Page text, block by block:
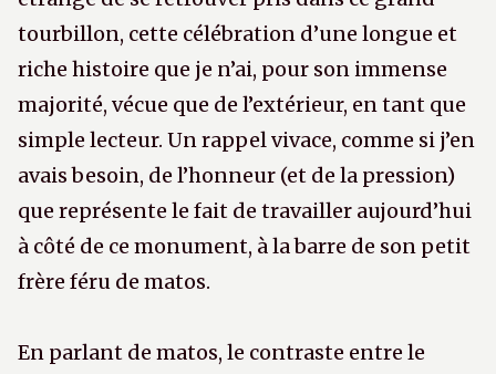
tourbillon, cette célébration d’une longue et
riche histoire que je n’ai, pour son immense
majorité, vécue que de l’extérieur, en tant que
simple lecteur. Un rappel vivace, comme si j’en
avais besoin, de l’honneur (et de la pression)
que représente le fait de travailler aujourd’hui
à côté de ce monument, à la barre de son petit
frère féru de matos.
En parlant de matos, le contraste entre le